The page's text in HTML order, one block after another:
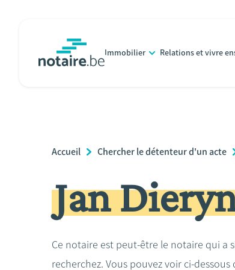
principal
Immobilier Relations et vivre
Breadcrumb
Accueil Chercher le détenteur d'un acte
Jan
Ce notaire est peut-être le notaire qui a
recherchez. Vous pouvez voir ci-